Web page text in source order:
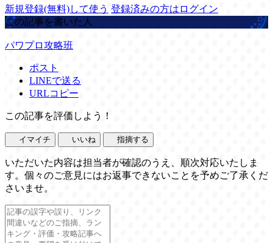
新規登録(無料)して使う 登録済みの方はログイン
この記事を書いた人
パワプロ攻略班
ポスト
LINEで送る
URLコピー
この記事を評価しよう！
イマイチ いいね 指摘する
いただいた内容は担当者が確認のうえ、順次対応いたしま
す。個々のご意見にはお返事できないことを予めご了承くだ
さいませ。